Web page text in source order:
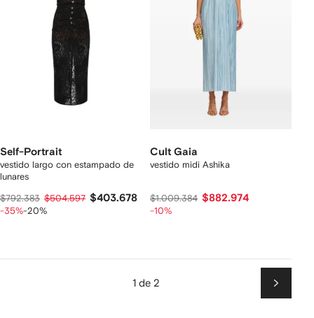
Self-Portrait
vestido largo con estampado de
lunares
$792.383 $504.597 $403.678
-35%-20%
Cult Gaia
vestido midi Ashika
$1.009.384 $882.974
-10%
1 de 2